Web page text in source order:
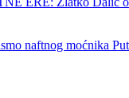
naftnog moćnika